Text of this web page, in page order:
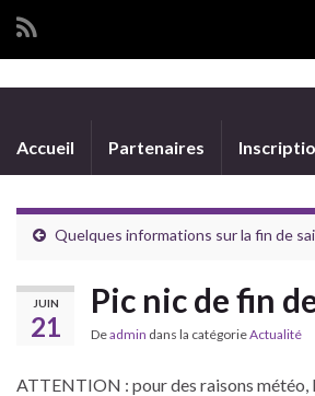
Accueil Partenaires
Quelques informations sur la fin de
JUIN
21
Pic nic de fin
Deadmin dans la catégorieActualité
ATTENTION : pour des raisons météo,